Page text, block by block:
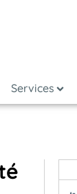
Services